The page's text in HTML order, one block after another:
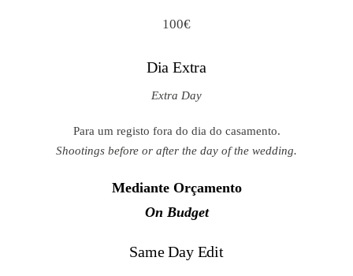
100€
Dia Extra
Extra Day
Para um registo fora do dia do casamento.
Shootings before or after the day of the wedding.
Mediante Orçamento
On Budget
Same Day Edit